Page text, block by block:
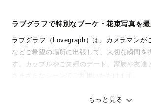
ラブグラフで特別なブーケ・花束写真を
ラブグラフ（Lovegraph）は、カメラマンが
などご希望の場所に出張して、大切な瞬間を
す。カップルやご夫婦のデート、家族や友達
ありのままの空気感を大切に、何十年経って
もっと見る